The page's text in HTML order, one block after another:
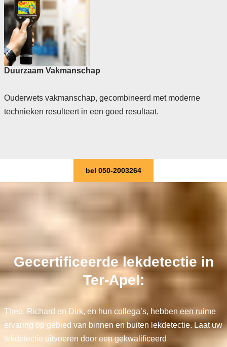
Duurzaam Vakmanschap
Ouderwets vakmanschap, gecombineerd met moderne
technieken resulteert in een goed resultaat.
bel 050-2003264
Gecertificeerde lekdetectie in
Ter-Apel:
Theo, Richard en Dirk, en hun collega’s, hebben een ruime
ervaring op gebied van binnen en buiten lekdetectie. Laat uw
lekdetectie uitvoeren door een gekwalificeerd